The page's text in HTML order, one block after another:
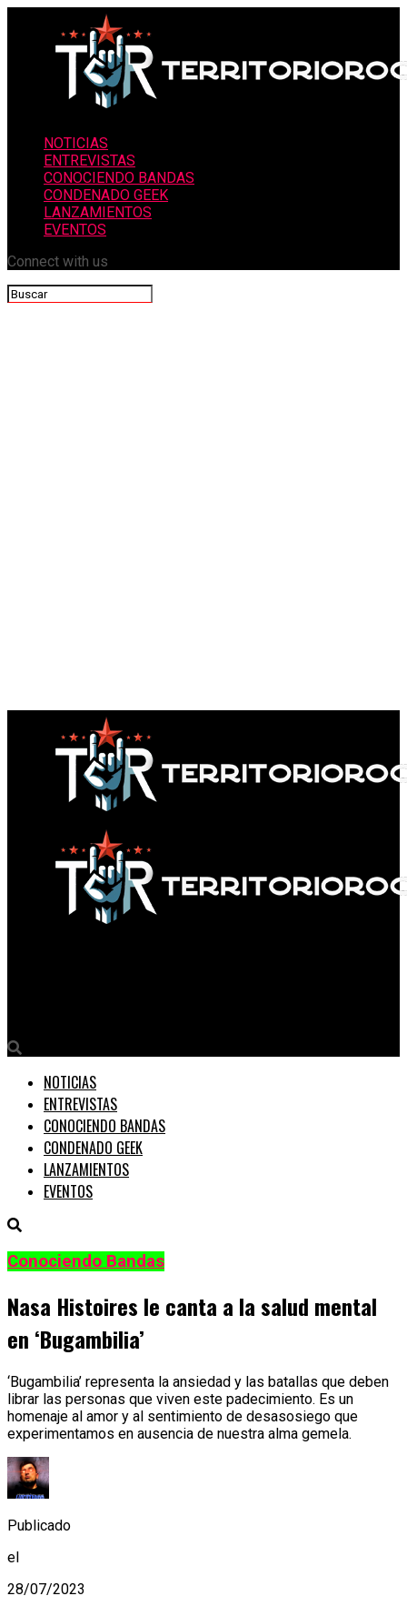
NOTICIAS
ENTREVISTAS
CONOCIENDO BANDAS
CONDENADO GEEK
LANZAMIENTOS
EVENTOS
Connect with us
NOTICIAS
ENTREVISTAS
CONOCIENDO BANDAS
CONDENADO GEEK
LANZAMIENTOS
EVENTOS
Conociendo Bandas
Nasa Histoires le canta a la salud mental
en ‘Bugambilia’
‘Bugambilia’ representa la ansiedad y las batallas que deben
librar las personas que viven este padecimiento. Es un
homenaje al amor y al sentimiento de desasosiego que
experimentamos en ausencia de nuestra alma gemela.
Publicado
el
28/07/2023